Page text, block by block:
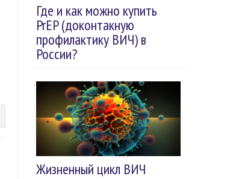
Где и как можно купить
PrEP (доконтакную
профилактику ВИЧ) в
России?
Жизненный цикл ВИЧ